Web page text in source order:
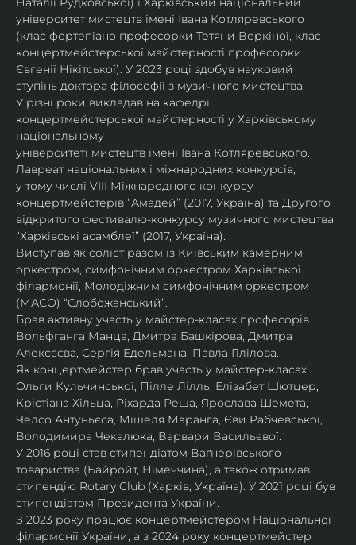
університет мистецтв імені Івана Котляревського
(клас фортепіано професорки Тетяни Веркіної, клас
концертмейстерської майстерності професорки
Євгенії Нікітської). У 2023 році здобув науковий
ступінь доктора філософії з музичного мистецтва.
У різні роки викладав на кафедрі
концертмейстерської майстерності у Харківському
національному
університеті мистецтв імені Івана Котляревського.
Лавреат національних і міжнародних конкурсів,
у тому числі VIII Міжнародного конкурсу
концертмейстерів “Амадей” (2017, Україна) та Другого
відкритого фестивалю-конкурсу музичного мистецтва
“Харківські асамблеї” (2017, Україна).
Виступав як соліст разом із Київським камерним
оркестром, симфонічним оркестром Харківської
філармонії, Молодіжним симфонічним оркестром
(МАСО) “Слобожанський”.
Брав активну участь у майстер-класах професорів
Вольфганга Манца, Дмитра Башкірова, Дмитра
Алексєєва, Сергія Едельмана, Павла Гілілова.
Як концертмейстер брав участь у майстер-класах
Ольги Кульчинської, Пілле Лілль, Елізабет Шютцер,
Крістіана Хільца, Ріхарда Реша, Ярослава Шемета,
Челсо Антуньєса, Мішеля Маранга, Єви Рабчевської,
Володимира Чекалюка, Варвари Васильєвої.
У 2016 році став стипендіатом Ваґнерівського
товариства (Байройт, Німеччина), а також отримав
стипендію Rotary Club (Харків, Україна). У 2021 році був
стипендіатом Президента України.
З 2023 року працює концертмейстером Національної
філармонії України, а з 2024 року концертмейстер